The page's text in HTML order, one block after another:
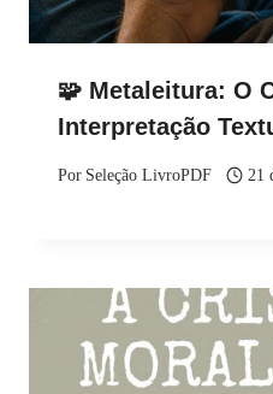
🧩 Metaleitura: O
Interpretação
Por Seleção LivroPDF 21